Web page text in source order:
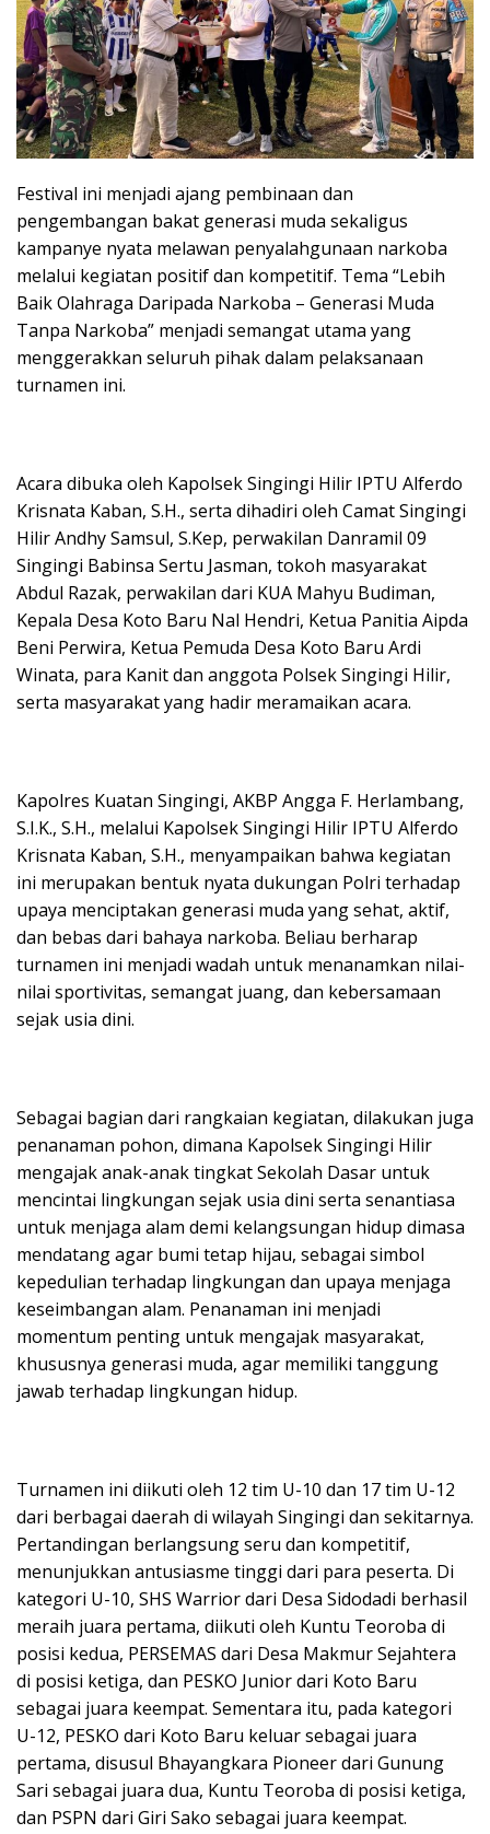
Festival ini menjadi ajang pembinaan dan
pengembangan bakat generasi muda sekaligus
kampanye nyata melawan penyalahgunaan narkoba
melalui kegiatan positif dan kompetitif. Tema “Lebih
Baik Olahraga Daripada Narkoba – Generasi Muda
Tanpa Narkoba” menjadi semangat utama yang
menggerakkan seluruh pihak dalam pelaksanaan
turnamen ini.
Acara dibuka oleh Kapolsek Singingi Hilir IPTU Alferdo
Krisnata Kaban, S.H., serta dihadiri oleh Camat Singingi
Hilir Andhy Samsul, S.Kep, perwakilan Danramil 09
Singingi Babinsa Sertu Jasman, tokoh masyarakat
Abdul Razak, perwakilan dari KUA Mahyu Budiman,
Kepala Desa Koto Baru Nal Hendri, Ketua Panitia Aipda
Beni Perwira, Ketua Pemuda Desa Koto Baru Ardi
Winata, para Kanit dan anggota Polsek Singingi Hilir,
serta masyarakat yang hadir meramaikan acara.
Kapolres Kuatan Singingi, AKBP Angga F. Herlambang,
S.I.K., S.H., melalui Kapolsek Singingi Hilir IPTU Alferdo
Krisnata Kaban, S.H., menyampaikan bahwa kegiatan
ini merupakan bentuk nyata dukungan Polri terhadap
upaya menciptakan generasi muda yang sehat, aktif,
dan bebas dari bahaya narkoba. Beliau berharap
turnamen ini menjadi wadah untuk menanamkan nilai-
nilai sportivitas, semangat juang, dan kebersamaan
sejak usia dini.
Sebagai bagian dari rangkaian kegiatan, dilakukan juga
penanaman pohon, dimana Kapolsek Singingi Hilir
mengajak anak-anak tingkat Sekolah Dasar untuk
mencintai lingkungan sejak usia dini serta senantiasa
untuk menjaga alam demi kelangsungan hidup dimasa
mendatang agar bumi tetap hijau, sebagai simbol
kepedulian terhadap lingkungan dan upaya menjaga
keseimbangan alam. Penanaman ini menjadi
momentum penting untuk mengajak masyarakat,
khususnya generasi muda, agar memiliki tanggung
jawab terhadap lingkungan hidup.
Turnamen ini diikuti oleh 12 tim U-10 dan 17 tim U-12
dari berbagai daerah di wilayah Singingi dan sekitarnya.
Pertandingan berlangsung seru dan kompetitif,
menunjukkan antusiasme tinggi dari para peserta. Di
kategori U-10, SHS Warrior dari Desa Sidodadi berhasil
meraih juara pertama, diikuti oleh Kuntu Teoroba di
posisi kedua, PERSEMAS dari Desa Makmur Sejahtera
di posisi ketiga, dan PESKO Junior dari Koto Baru
sebagai juara keempat. Sementara itu, pada kategori
U-12, PESKO dari Koto Baru keluar sebagai juara
pertama, disusul Bhayangkara Pioneer dari Gunung
Sari sebagai juara dua, Kuntu Teoroba di posisi ketiga,
dan PSPN dari Giri Sako sebagai juara keempat.